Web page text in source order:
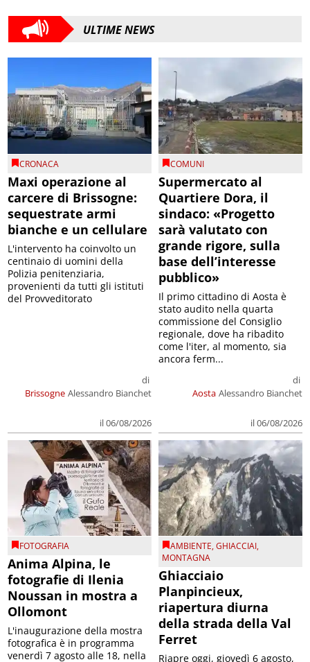
ULTIME NEWS
CRONACA
Maxi operazione al
carcere di Brissogne:
sequestrate armi
bianche e un cellulare
Brissogne
di
Alessandro Bianchet
il 06/08/2026
L'intervento ha coinvolto un
centinaio di uomini della
Polizia penitenziaria,
provenienti da tutti gli istituti
del Provveditorato
COMUNI
Supermercato al
Quartiere Dora, il
sindaco: «Progetto
sarà valutato con
grande rigore, sulla
base dell’interesse
pubblico»
Aosta
di
Alessandro Bianchet
il 06/08/2026
Il primo cittadino di Aosta è
stato audito nella quarta
commissione del Consiglio
regionale, dove ha ribadito
come l'iter, al momento, sia
ancora ferm...
FOTOGRAFIA
Anima Alpina, le
fotografie di Ilenia
Noussan in mostra a
Ollomont
L'inaugurazione della mostra
fotografica è in programma
venerdì 7 agosto alle 18, nella
AMBIENTE,GHIACCIAI,
MONTAGNA
Ghiacciaio
Planpincieux,
riapertura diurna
della strada della Val
Ferret
Riapre oggi, giovedì 6 agosto,